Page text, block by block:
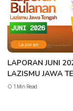
Laporan
LAPORAN JUNI
LAZISMU JAWA
1 Min Read